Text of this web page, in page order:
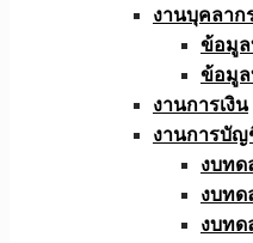
งานบุคลาก
ข้อมูล
ข้อมูล
งานการเงิน
งานการบัญ
งบทด
งบทด
งบทด